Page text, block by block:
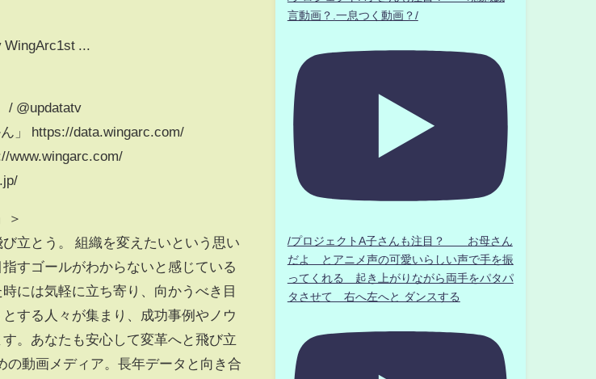
...
/ @updatatv
」 https://data.wingarc.com/
www.wingarc.com/
＞
立とう。 組織を変えたいという思い
すゴールがわからないと感じている
には気軽に立ち寄り、向かうべき目
する人々が集まり、成功事例やノウ
。あなたも安心して変革へと飛び立
の動画メディア。長年データと向き合
言動画？.一息つく動画？/
/プロジェクトA子さんも注目？ お母さん
だよ とアニメ声の可愛いらしい声で手を振
ってくれる 起き上がりながら両手をパタパ
タさせて 右へ左へと ダンスする